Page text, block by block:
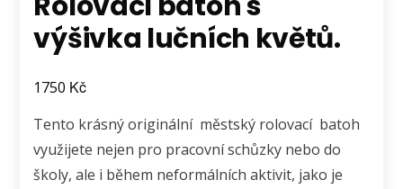
výšivka lučních květů.
1750 Kč
Tento krásný originální městský rolovací batoh
využijete nejen pro pracovní schůzky nebo do
školy, ale i během neformálních aktivit, jako je